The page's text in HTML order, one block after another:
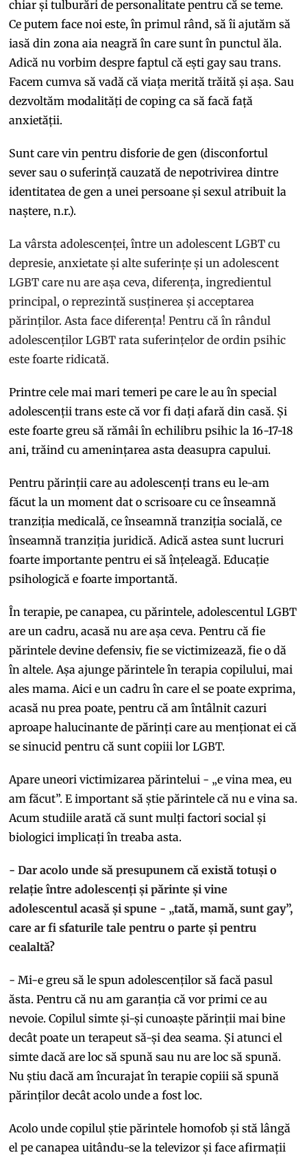
chiar și tulburări de personalitate pentru că se teme.
Ce putem face noi este, în primul rând, să îi ajutăm să
iasă din zona aia neagră în care sunt în punctul ăla.
Adică nu vorbim despre faptul că ești gay sau trans.
Facem cumva să vadă că viața merită trăită și așa. Sau
dezvoltăm modalități de coping ca să facă față
anxietății.
Sunt care vin pentru disforie de gen (disconfortul
sever sau o suferință cauzată de nepotrivirea dintre
identitatea de gen a unei persoane și sexul atribuit la
naștere, n.r.).
La vârsta adolescenței, între un adolescent LGBT cu
depresie, anxietate și alte suferințe și un adolescent
LGBT care nu are așa ceva, diferența, ingredientul
principal, o reprezintă susținerea și acceptarea
părinților. Asta face diferența! Pentru că în rândul
adolescenților LGBT rata suferințelor de ordin psihic
este foarte ridicată.
Printre cele mai mari temeri pe care le au în special
adolescenții trans este că vor fi dați afară din casă. Și
este foarte greu să rămâi în echilibru psihic la 16-17-18
ani, trăind cu amenințarea asta deasupra capului.
Pentru părinții care au adolescenți trans eu le-am
făcut la un moment dat o scrisoare cu ce înseamnă
tranziția medicală, ce înseamnă tranziția socială, ce
înseamnă tranziția juridică. Adică astea sunt lucruri
foarte importante pentru ei să înțeleagă. Educație
psihologică e foarte importantă.
În terapie, pe canapea, cu părintele, adolescentul LGBT
are un cadru, acasă nu are așa ceva. Pentru că fie
părintele devine defensiv, fie se victimizează, fie o dă
în altele. Așa ajunge părintele în terapia copilului, mai
ales mama. Aici e un cadru în care el se poate exprima,
acasă nu prea poate, pentru că am întâlnit cazuri
aproape halucinante de părinți care au menționat ei că
se sinucid pentru că sunt copiii lor LGBT.
Apare uneori victimizarea părintelui - „e vina mea, eu
am făcut”. E important să știe părintele că nu e vina sa.
Acum studiile arată că sunt mulți factori social și
biologici implicați în treaba asta.
- Dar acolo unde să presupunem că există totuși o
relație între adolescenți și părinte și vine
adolescentul acasă și spune - „tată, mamă, sunt gay”,
care ar fi sfaturile tale pentru o parte și pentru
cealaltă?
- Mi-e greu să le spun adolescenților să facă pasul
ăsta. Pentru că nu am garanția că vor primi ce au
nevoie. Copilul simte și-și cunoaște părinții mai bine
decât poate un terapeut să-și dea seama. Și atunci el
simte dacă are loc să spună sau nu are loc să spună.
Nu știu dacă am încurajat în terapie copiii să spună
părinților decât acolo unde a fost loc.
Acolo unde copilul știe părintele homofob și stă lângă
el pe canapea uitându-se la televizor și face afirmații